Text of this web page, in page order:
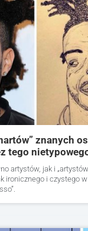
znanych
tego
artystów, jak i
ironicznego i czystego